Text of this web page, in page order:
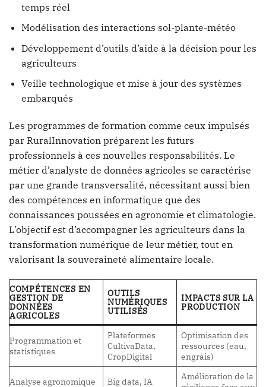
temps réel
Modélisation des interactions sol-plante-météo
Développement d’outils d’aide à la décision pour les
agriculteurs
Veille technologique et mise à jour des systèmes
embarqués
Les programmes de formation comme ceux impulsés
par RuralInnovation préparent les futurs
professionnels à ces nouvelles responsabilités. Le
métier d’analyste de données agricoles se caractérise
par une grande transversalité, nécessitant aussi bien
des compétences en informatique que des
connaissances poussées en agronomie et climatologie.
L’objectif est d’accompagner les agriculteurs dans la
transformation numérique de leur métier, tout en
valorisant la souveraineté alimentaire locale.
COMPÉTENCES EN
GESTION DE
DONNÉES
AGRICOLES
OUTILS
NUMÉRIQUES
UTILISÉS
IMPACTS SUR LA
PRODUCTION
Programmation et
statistiques
Plateformes
CultivaData,
CropDigital
Optimisation des
ressources (eau,
engrais)
Analyse agronomique
Big data, IA
Amélioration de la